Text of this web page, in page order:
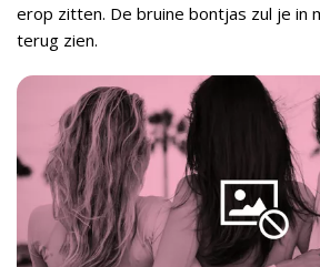
erop zitten. De bruine bontjas zul je in
terug zien.